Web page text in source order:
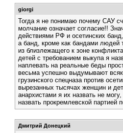
giorgi
Тогда я не понимаю почему САУ
молчание означает согласие!!
действиями РФ и осетинских
а банд, кроме как бандами людей
из близлежащего к зоне
детей с требованием выкупа я
наплевать на реальные беды
весьма успешно выдумывают
грузинского спецназа против
вырезанных тысячах женщин и
анархистами я их назвать не
назвать прокремлевской партией
Дмитрий Донецкий